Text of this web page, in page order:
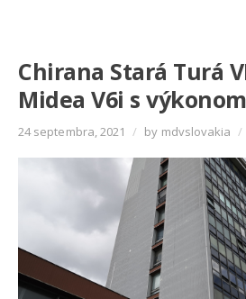
Chirana Stará Turá
Midea V6i s
24 septembra, 2021 / by mdvslovakia /